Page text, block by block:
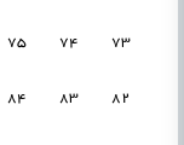
73
74
75
82
83
84